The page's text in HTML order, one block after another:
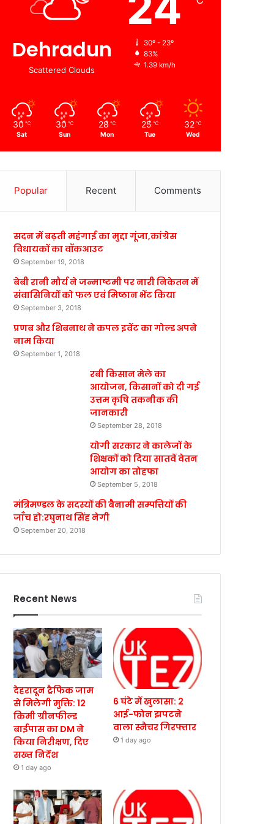
Dehradun
Scattered Clouds
30º - 23º
83%
1.39 km/h
30 ℃
Sat
30 ℃
Sun
28 ℃
Mon
25 ℃
Tue
32 ℃
Wed
Popular Recent Comments
सदन में बढ़ती महंगाई का मुद्दा गूंजा,कांग्रेस
विधायकों का वॉकआउट
September 19, 2018
बेबी रानी मौर्य ने जन्माष्टमी पर नारी निकेतन में
संवासिनियों को फल एवं मिष्ठान भेंट किया
September 3, 2018
प्रणब और शिबनाथ ने कपल इवेंट का गोल्ड अपने
नाम किया
September 1, 2018
रबी किसान मेले का
आयोजन, किसानों को दी गई
उत्तम कृषि तकनीक की
जानकारी
September 28, 2018
योगी सरकार ने कालेजों के
शिक्षकों को दिया सातवें वेतन
आयोग का तोहफा
September 5, 2018
मंत्रिमण्डल के सदस्यों की बैनामी सम्पत्तियों की
जाँच हो:रघुनाथ सिंह नेगी
September 20, 2018
Recent News
देहरादून ट्रैफिक जाम
से मिलेगी मुक्ति: 12
किमी ग्रीनफील्ड
बाईपास का DM ने
किया निरीक्षण, दिए
सख्त निर्देश
1 day ago
6 घंटे में खुलासा: 2
आई-फोन झपटने
वाला स्नैचर गिरफ्तार
1 day ago